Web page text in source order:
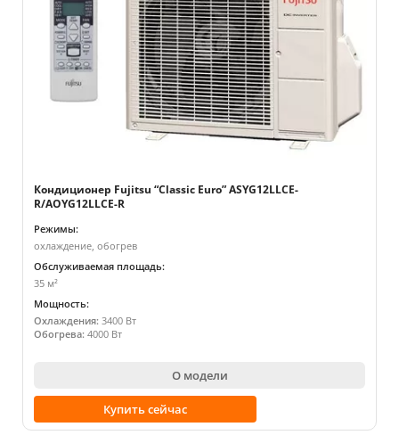
Кондиционер Fujitsu “Classic Euro” ASYG12LLCE-
R/AOYG12LLCE-R
Режимы:
охлаждение, обогрев
Обслуживаемая площадь:
35 м²
Мощность:
Охлаждения: 3400 Вт
Обогрева: 4000 Вт
О модели
Купить сейчас